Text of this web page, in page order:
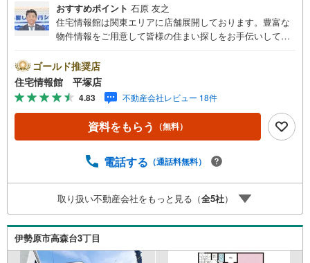
おすすめポイント 石原 友之
住宅情報館は関東エリアに店舗展開しております。豊富な
物件情報をご用意して皆様の住まい探しをお手伝いしてお
さい。住宅ローン相談会も同時開催中無理のない住宅ロー
ンの試算やご購入の際にかかる諸費用の概算も行っており
ます。しっかりとした資金計画のアドバイスをさせて頂き
ますので、お気軽にご相談ください。
ゴールド推奨店
住宅情報館 平塚店
4.83 不動産会社レビュー 18件
資料をもらう （無料）
電話する （通話料無料）
取り扱い不動産会社をもっと見る（全5社）
伊勢原市高森台3丁目